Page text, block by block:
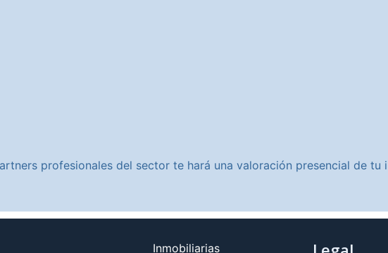
profesionales del sector te hará una valoración presencial de tu
Inmobiliarias